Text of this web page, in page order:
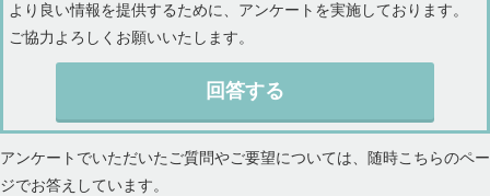
より良い情報を提供するために、アンケートを実施しております。
ご協力よろしくお願いいたします。
回答する
アンケートでいただいたご質問やご要望については、随時こちらのペー
ジでお答えしています。